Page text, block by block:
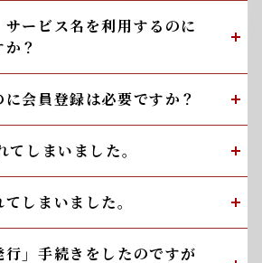
ービス名を利用するのに
？
会員登録は必要ですか？
しまいました。
しまいました。
行」手続きをしたのですが